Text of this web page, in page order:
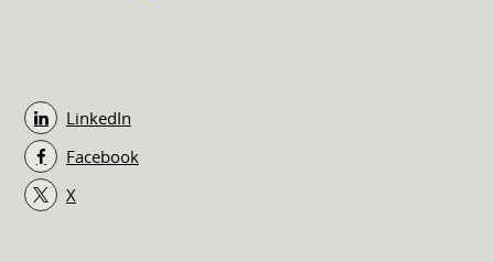
LinkedIn
Facebook
X